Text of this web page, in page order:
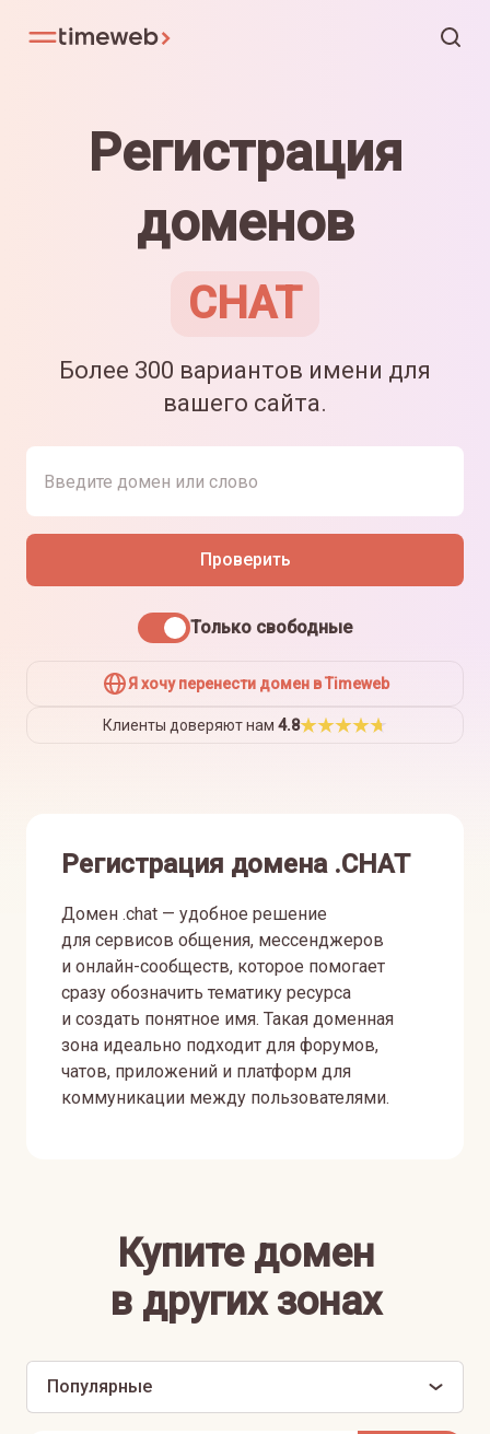
Регистрация
доменов
CHAT
Более 300 вариантов имени для
вашего сайта.
Проверить
Только свободные
Я хочу перенести домен в Timeweb
Клиенты доверяют нам 4.8
Регистрация домена .CHAT
Домен .chat — удобное решение
для сервисов общения, мессенджеров
и онлайн-сообществ, которое помогает
сразу обозначить тематику ресурса
и создать понятное имя. Такая доменная
зона идеально подходит для форумов,
чатов, приложений и платформ для
коммуникации между пользователями.
Купите домен
в других зонах
Популярные